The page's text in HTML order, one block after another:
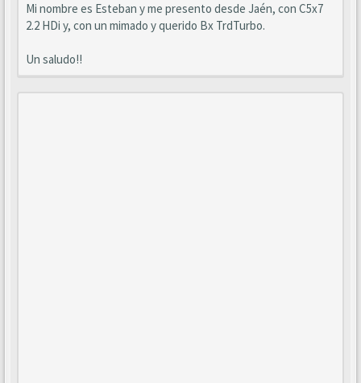
Mi nombre es Esteban y me presento desde Jaén, con C5x7
2.2 HDi y, con un mimado y querido Bx TrdTurbo.
Un saludo!!